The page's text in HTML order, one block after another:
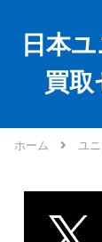
日本
買取
ホーム ユ